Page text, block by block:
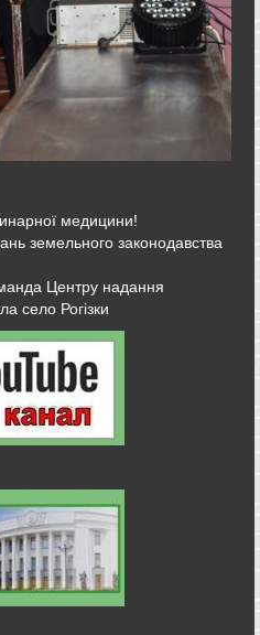
медицини!
земельного законодавства
Центру надання
село Рогізки